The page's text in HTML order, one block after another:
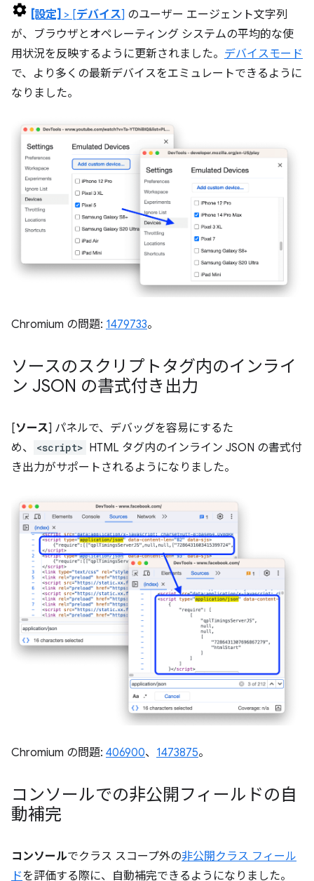
[設定] > [デバイス] のユーザー エージェント文字列
が、ブラウザとオペレーティング システムの平均的な使
用状況を反映するように更新されました。 デバイスモード
で、より多くの最新デバイスをエミュレートできるように
なりました。
Chromium の問題: 1479733。
ソースのスクリプトタグ内のインライ
ン JSON の書式付き出力
[ソース] パネルで、デバッグを容易にするた
め、
<script> HTML タグ内のインライン JSON の書式付
き出力がサポートされるようになりました。
Chromium の問題: 406900、 1473875。
コンソールでの非公開フィールドの自
動補完
コンソールでクラス スコープ外の非公開クラス フィール
ドを評価する際に、自動補完できるようになりました。